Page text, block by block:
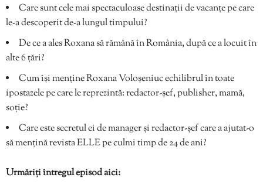
Care sunt cele mai spectaculoase destinații de vacanțe pe care
le-a descoperit de-a lungul timpului?
De ce a ales Roxana să rămână în România, după ce a locuit în
alte 6 țări?
Cum își menține Roxana Voloșeniuc echilibrul în toate
ipostazele pe care le reprezintă: redactor-șef, publisher, mamă,
soție?
Care este secretul ei de manager și redactor-șef care a ajutat-o
să mențină revista ELLE pe culmi timp de 24 de ani?
Urmăriți întregul episod aici: